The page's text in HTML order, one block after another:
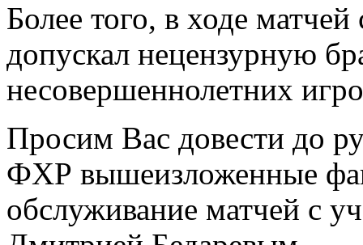
Более того, в ходе
допускал нецензурную
несовершеннолетних
Просим Вас довести до
ФХР вышеизложенные
обслуживание матчей с